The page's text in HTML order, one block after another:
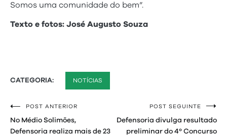
Somos uma comunidade do bem”.
Texto e fotos: José Augusto Souza
CATEGORIA: NOTÍCIAS
Navegação
de
POST ANTERIOR
No Médio Solimões,
Defensoria realiza mais de 23
POST SEGUINTE
Defensoria divulga resultado
preliminar do 4º Concurso